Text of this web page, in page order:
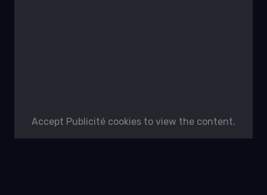
Accept Publicité cookies to view the content.